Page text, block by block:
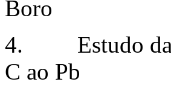
Boro
4. Estudo da
C ao Pb